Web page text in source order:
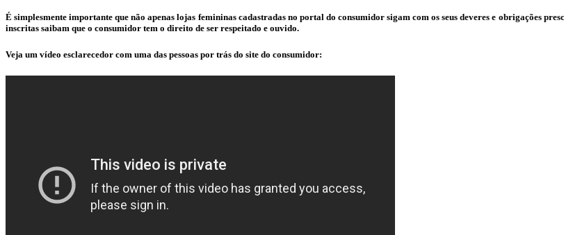
É simplesmente importante que não apenas lojas femininas cadastradas no portal do consumidor sigam com os seus deveres e obrigações
inscritas saibam que o consumidor tem o direito de ser respeitado e ouvido.
Veja um vídeo esclarecedor com uma das pessoas por trás do site do consumidor: